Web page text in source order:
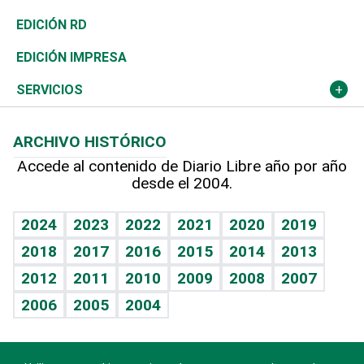
Ocenanía
Caribe
Resto del mundo
Telecom.
Global y variable
Economía personal
Sociales
Novedades
Podcast Arte Libre
Hablando con el pediatra
Vida y familia
Eñe
Celebrando la vida
Sin complejos
En pocas palabras
Tenis
Olimpismo
Más deportes
Línea de hit
TBT Deportivo
El Espía
Noticiero Poteleche
Columnistas
Más firmas
Historia
Martes de tecnología
Cambio climático
Revista
Deportes
Opinión
Hecho en casa
Guía del dinero
EDICIÓN RD
EDICIÓN IMPRESA
SERVICIOS
Cumpleaños
Horóscopos
Crucigramas
ARCHIVO HISTÓRICO
Accede al contenido de Diario Libre año por año
desde el 2004.
2024 2023 2022 2021 2020
2019
2018
2017 2016 2015 2014
2013
2012
2011 2010 2009 2008
2007
2006
2005 2004